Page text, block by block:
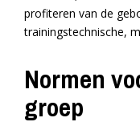
profiteren van de
trainingstechnische,
Normen
groep